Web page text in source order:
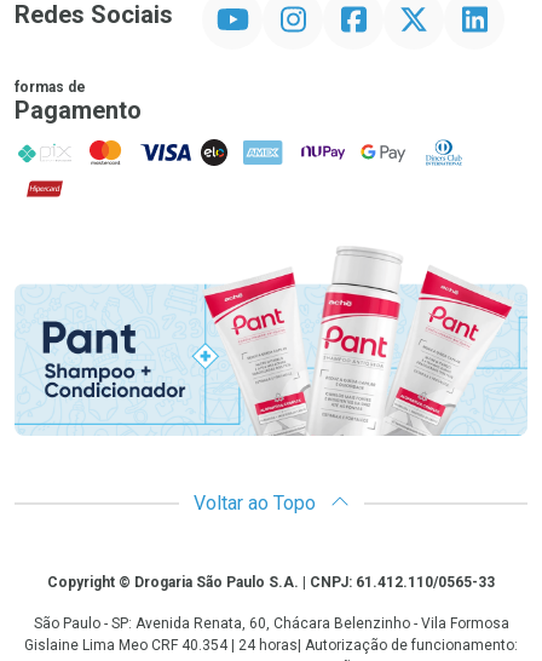
Redes Sociais
formas de
Pagamento
PIX MasterCard
VISA ELO AMEX NuPay Google PayDiners Club
Hipercard
Voltar ao Topo
CopyrightCopyright © Drogaria São Paulo S.A. | CNPJ: 61.412.110/0565-33
São Paulo - SP: Avenida Renata, 60, Chácara Belenzinho - Vila Formosa
Gislaine Lima Meo CRF 40.354 | 24 horas| Autorização de funcionamento: